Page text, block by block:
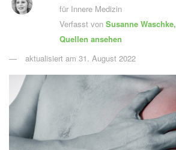
für Innere Medizin
Verfasst von Susanne Waschke,
Quellen ansehen
aktualisiert am 31. August 2022